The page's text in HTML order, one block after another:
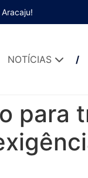
NOTÍCIAS
para